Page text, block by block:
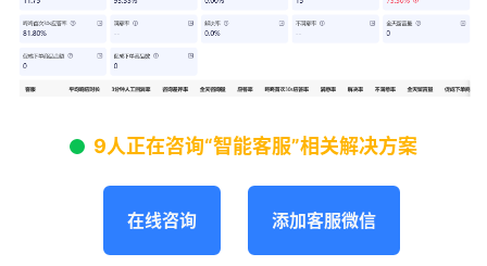
9人正在咨询“智能客服”相关解决方案
在线咨询 添加客服微信